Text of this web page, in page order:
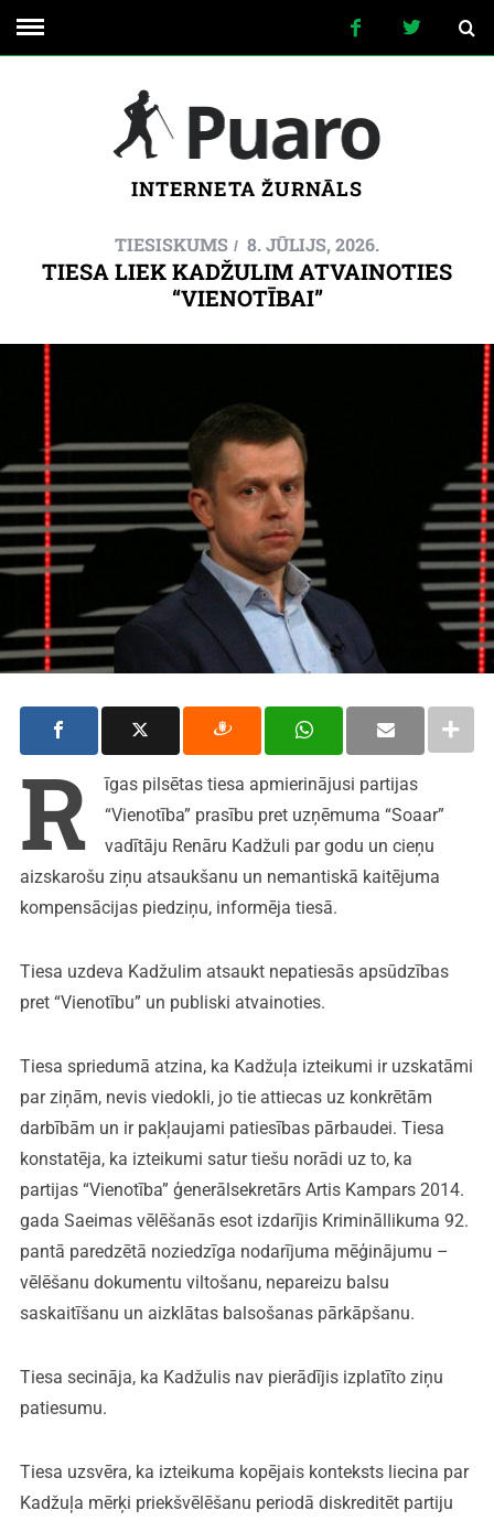
INTERNETA ŽURNĀLS
TIESISKUMS 8. JŪLIJS, 2026.
TIESA LIEK KADŽULIM ATVAINOTIES
“VIENOTĪBAI”
R
īgas pilsētas tiesa apmierinājusi partijas
“Vienotība” prasību pret uzņēmuma “Soaar”
vadītāju Renāru Kadžuli par godu un cieņu
aizskarošu ziņu atsaukšanu un nemantiskā kaitējuma
kompensācijas piedziņu, informēja tiesā.
Tiesa uzdeva Kadžulim atsaukt nepatiesās apsūdzības
pret “Vienotību” un publiski atvainoties.
Tiesa spriedumā atzina, ka Kadžuļa izteikumi ir uzskatāmi
par ziņām, nevis viedokli, jo tie attiecas uz konkrētām
darbībām un ir pakļaujami patiesības pārbaudei. Tiesa
konstatēja, ka izteikumi satur tiešu norādi uz to, ka
partijas “Vienotība” ģenerālsekretārs Artis Kampars 2014.
gada Saeimas vēlēšanās esot izdarījis Krimināllikuma 92.
pantā paredzētā noziedzīga nodarījuma mēģinājumu –
vēlēšanu dokumentu viltošanu, nepareizu balsu
saskaitīšanu un aizklātas balsošanas pārkāpšanu.
Tiesa secināja, ka Kadžulis nav pierādījis izplatīto ziņu
patiesumu.
Tiesa uzsvēra, ka izteikuma kopējais konteksts liecina par
Kadžuļa mērķi priekšvēlēšanu periodā diskreditēt partiju